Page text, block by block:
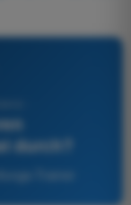
durch?
Trainer